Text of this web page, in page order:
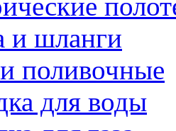
и шланги
поливочные
для воды